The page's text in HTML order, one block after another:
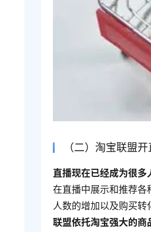
（二）淘宝联盟
直播现在已经成为很
在直播中展示和推荐
人数的增加以及购买
联盟依托淘宝强大的